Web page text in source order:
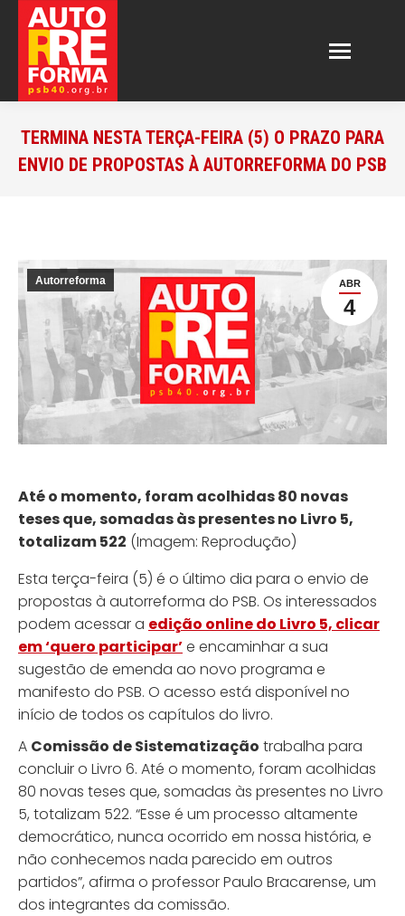
TERMINA NESTA TERÇA-FEIRA (5) O PRAZO PARA
ENVIO DE PROPOSTAS À AUTORREFORMA DO PSB
ABR
4
Autorreforma
Até o momento, foram acolhidas 80 novas
teses que, somadas às presentes no Livro 5,
totalizam 522 (Imagem: Reprodução)
Esta terça-feira (5) é o último dia para o envio de
propostas à autorreforma do PSB. Os interessados
podem acessar a edição online do Livro 5, clicar
em ‘quero participar’e encaminhar a sua
sugestão de emenda ao novo programa e
manifesto do PSB. O acesso está disponível no
início de todos os capítulos do livro.
A Comissão de Sistematização trabalha para
concluir o Livro 6. Até o momento, foram acolhidas
80 novas teses que, somadas às presentes no Livro
5, totalizam 522. “Esse é um processo altamente
democrático, nunca ocorrido em nossa história, e
não conhecemos nada parecido em outros
partidos”, afirma o professor Paulo Bracarense, um
dos integrantes da comissão.